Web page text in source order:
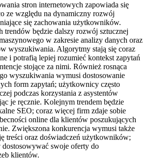
stron internetowych zapowiada się
ze względu na dynamiczny rozwój
się zachowania użytkowników.
trendów będzie dalszy rozwój sztucznej
w zakresie analizy danych oraz
wyszukiwania. Algorytmy stają się coraz
i potrafią lepiej rozumieć kontekst zapytań
stojące za nimi. Również rosnąca
wyszukiwania wymusi dostosowanie
form zapytań; użytkownicy często
podczas korzystania z asystentów
je ręcznie. Kolejnym trendem będzie
SEO; coraz więcej firm zdaje sobie
online dla klientów poszukujących
Zwiększona konkurencja wymusi także
treści oraz doświadczeń użytkowników;
dostosowywać swoje oferty do
klientów.